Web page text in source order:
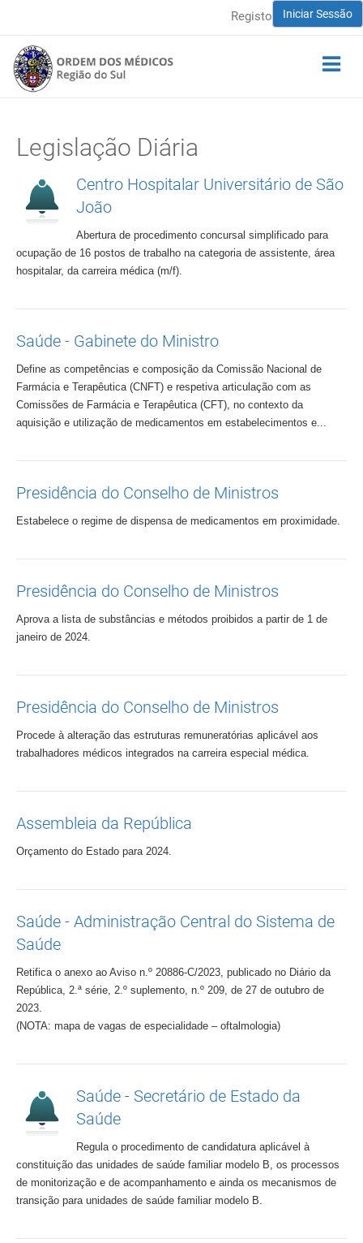
Iniciar Sessão
Registo
Legislação Diária
Centro Hospitalar Universitário de São
João
Abertura de procedimento concursal simplificado para
ocupação de 16 postos de trabalho na categoria de assistente, área
hospitalar, da carreira médica (m/f).
Saúde - Gabinete do Ministro
Define as competências e composição da Comissão Nacional de
Farmácia e Terapêutica (CNFT) e respetiva articulação com as
Comissões de Farmácia e Terapêutica (CFT), no contexto da
aquisição e utilização de medicamentos em estabelecimentos e...
Presidência do Conselho de Ministros
Estabelece o regime de dispensa de medicamentos em proximidade.
Presidência do Conselho de Ministros
Aprova a lista de substâncias e métodos proibidos a partir de 1 de
janeiro de 2024.
Presidência do Conselho de Ministros
Procede à alteração das estruturas remuneratórias aplicável aos
trabalhadores médicos integrados na carreira especial médica.
Assembleia da República
Orçamento do Estado para 2024.
Saúde - Administração Central do Sistema de
Saúde
Retifica o anexo ao Aviso n.º 20886-C/2023, publicado no Diário da
República, 2.ª série, 2.º suplemento, n.º 209, de 27 de outubro de
2023.
(NOTA: mapa de vagas de especialidade – oftalmologia)
Saúde - Secretário de Estado da
Saúde
Regula o procedimento de candidatura aplicável à
constituição das unidades de saúde familiar modelo B, os processos
de monitorização e de acompanhamento e ainda os mecanismos de
transição para unidades de saúde familiar modelo B.